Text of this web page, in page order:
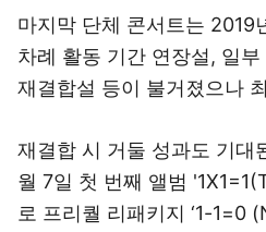
마지막 단체 콘서트는 2019
차례 활동 기간 연장설, 일
재결합설 등이 불거졌으나
재결합 시 거둘 성과도 기대
월 7일 첫 번째 앨범
로 프리퀄 리패키지 ‘1-1=0